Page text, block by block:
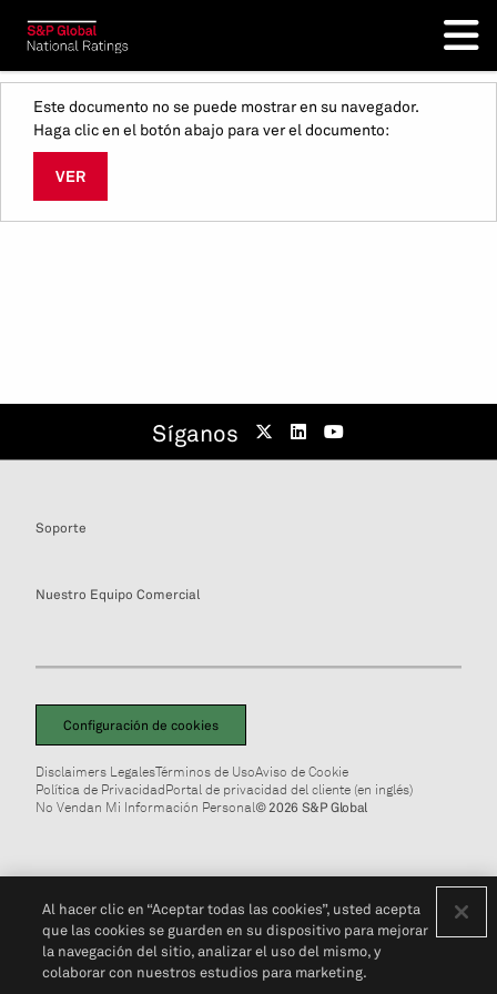
Este documento no se puede mostrar en su navegador.
Haga clic en el botón abajo para ver el documento:
VER
Síganos
Soporte
Nuestro Equipo Comercial
Configuración de cookies
Disclaimers LegalesTérminos de UsoAviso de Cookie
Política de PrivacidadPortal de privacidad del cliente (en inglés)
No Vendan Mi Información Personal© 2026 S&P Global
Al hacer clic en “Aceptar todas las cookies”, usted acepta
que las cookies se guarden en su dispositivo para mejorar
la navegación del sitio, analizar el uso del mismo, y
colaborar con nuestros estudios para marketing.